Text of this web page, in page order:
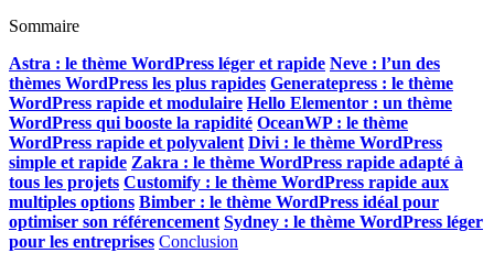
Sommaire
Astra : le thème WordPress léger et rapide Neve : l’un des
thèmes WordPress les plus rapides Generatepress : le thème
WordPress rapide et modulaire Hello Elementor : un thème
WordPress qui booste la rapidité OceanWP : le thème
WordPress rapide et polyvalent Divi : le thème WordPress
simple et rapide Zakra : le thème WordPress rapide adapté à
tous les projets Customify : le thème WordPress rapide aux
multiples options Bimber : le thème WordPress idéal pour
optimiser son référencement Sydney : le thème WordPress léger
pour les entreprises Conclusion